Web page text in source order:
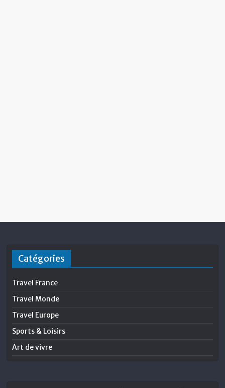
Catégories
Travel France
Travel Monde
Travel Europe
Sports & Loisirs
Art de vivre